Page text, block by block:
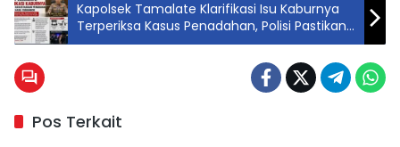
Kapolsek Tamalate Klarifikasi Isu Kaburnya
Terperiksa Kasus Penadahan, Polisi Pastikan
Proses Hukum Tetap Berjalan
Pos Terkait